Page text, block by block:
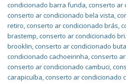
condicionado barra funda,conserto ar
conserto ar condicionado bela vista,
retiro,conserto ar condicionado brás,
brastemp,conserto ar condicionado
brooklin,conserto ar condicionado
condicionado cachoeirinha,conserto
conserto ar condicionado cambuci,
carapicuíba,conserto ar condicionado